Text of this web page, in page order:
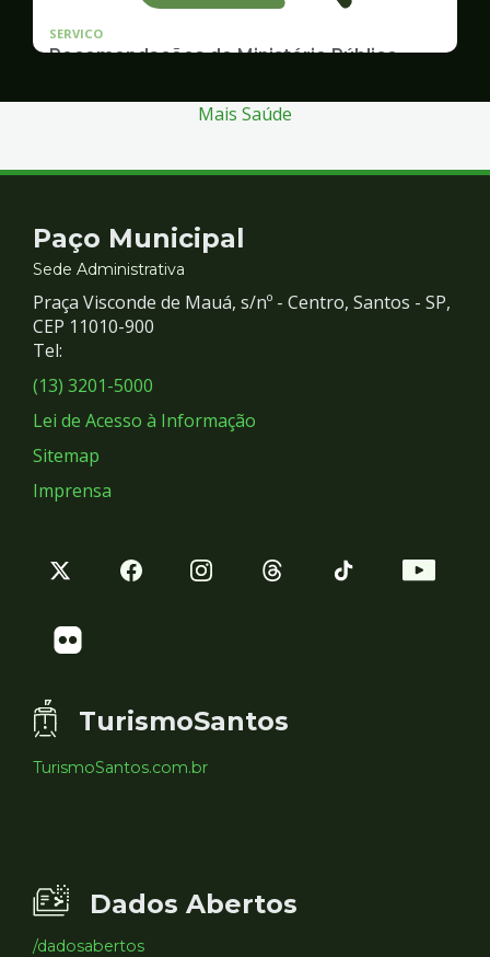
SERVICO
Recomendações do Ministério Público
Mais Saúde
Contato
e
Redes
Sociais
Paço Municipal
Sede Administrativa
Praça Visconde de Mauá, s/nº - Centro, Santos - SP,
CEP 11010-900
Tel:
(13) 3201-5000
Lei de Acesso à Informação
Sitemap
Imprensa
TurismoSantos
TurismoSantos.com.br
Dados Abertos
/dadosabertos